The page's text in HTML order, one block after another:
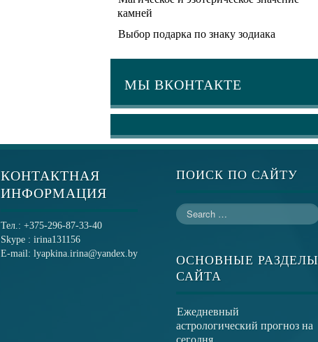
камней
Выбор подарка по знаку зодиака
МЫ ВКОНТАКТЕ
КОНТАКТНАЯ
ИНФОРМАЦИЯ
Тел.: +375-296-87-33-40
Skype : irina131156
E-mail: lyapkina.irina@yandex.by
ПОИСК ПО САЙТУ
ОСНОВНЫЕ РАЗДЕЛЫ
САЙТА
Ежедневный
астрологический прогноз на
сегодня